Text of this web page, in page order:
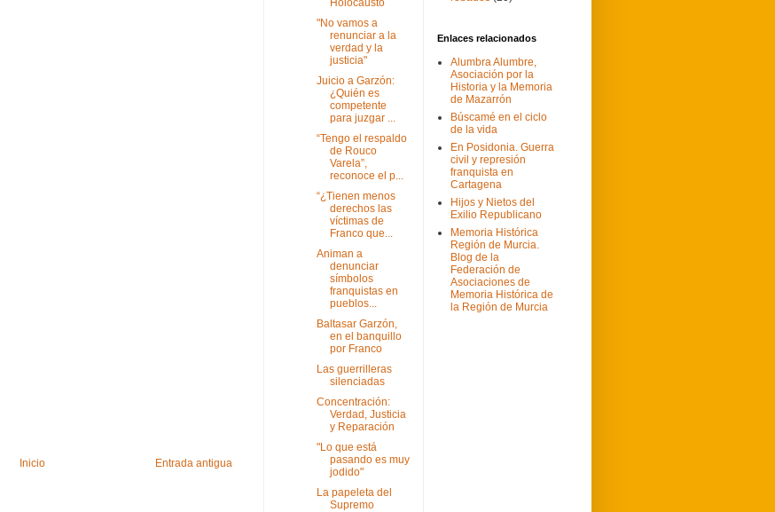
Entrada antigua
Inicio
"No vamos a
renunciar a la
verdad y la
justicia"
Juicio a Garzón:
¿Quién es
competente
para juzgar ...
“Tengo el respaldo
de Rouco
Varela”,
reconoce el p...
“¿Tienen menos
derechos las
víctimas de
Franco que...
Animan a
denunciar
símbolos
franquistas en
pueblos...
Baltasar Garzón,
en el banquillo
por Franco
Las guerrilleras
silenciadas
Concentración:
Verdad, Justicia
y Reparación
"Lo que está
pasando es muy
jodido"
La papeleta del
Supremo
Enlaces relacionados
Alumbra Alumbre,
Asociación por la
Historia y la Memoria
de Mazarrón
Búscamé en el ciclo
de la vida
En Posidonia. Guerra
civil y represión
franquista en
Cartagena
Hijos y Nietos del
Exilio Republicano
Memoria Histórica
Región de Murcia.
Blog de la
Federación de
Asociaciones de
Memoria Histórica de
la Región de Murcia